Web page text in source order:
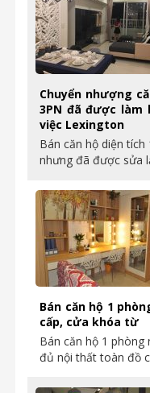
Chuyển nhượng
3PN đã được làm
việc Lexington
Bán căn hộ diện
nhưng đã được sửa
Bán căn hộ 1
cấp, cửa khóa từ
Bán căn hộ 1 phòng
đủ nội thất toàn đồ